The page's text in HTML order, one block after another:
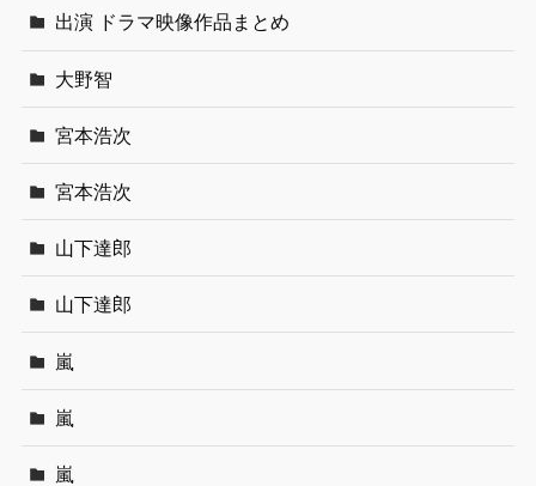
出演 ドラマ映像作品まとめ
大野智
宮本浩次
宮本浩次
山下達郎
山下達郎
嵐
嵐
嵐